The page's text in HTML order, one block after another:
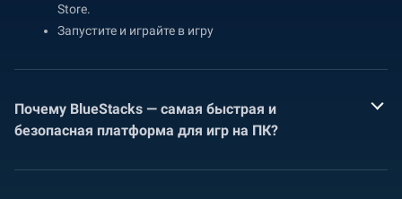
Store.
Запустите и играйте в игру
Почему BlueStacks — самая быстрая и
безопасная платформа для игр на ПК?